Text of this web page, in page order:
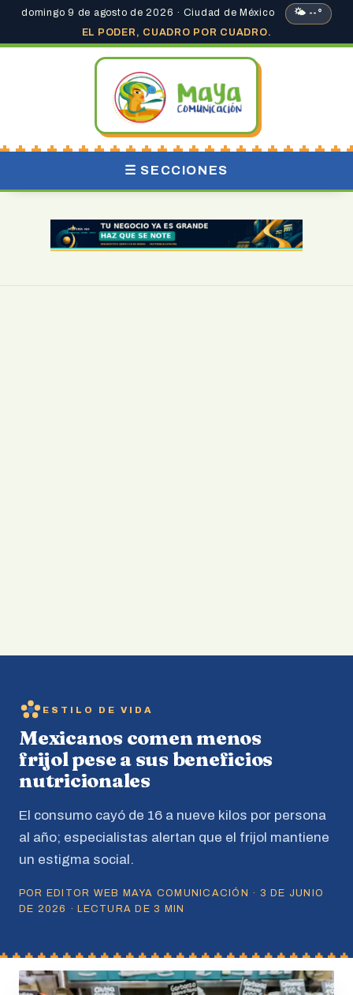
domingo 9 de agosto de 2026 · Ciudad de México
🌤 --°
EL PODER, CUADRO POR CUADRO.
☰ SECCIONES
ESTILO DE VIDA
Mexicanos comen menos
frijol pese a sus beneficios
nutricionales
El consumo cayó de 16 a nueve kilos por persona
al año; especialistas alertan que el frijol mantiene
un estigma social.
POR EDITOR WEB MAYA COMUNICACIÓN · 3 DE JUNIO
DE 2026 · LECTURA DE 3 MIN